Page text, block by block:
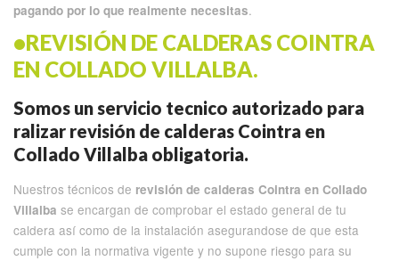
pagando por lo que realmente necesitas.
•REVISIÓN DE CALDERAS COINTRA
EN COLLADO VILLALBA.
Somos un servicio tecnico autorizado para
ralizar revisión de calderas Cointra en
Collado Villalba obligatoria.
Nuestros técnicos de revisión de calderas Cointra en Collado
Villalba se encargan de comprobar el estado general de tu
caldera así como de la instalación asegurandose de que esta
cumple con la normativa vigente y no supone riesgo para su